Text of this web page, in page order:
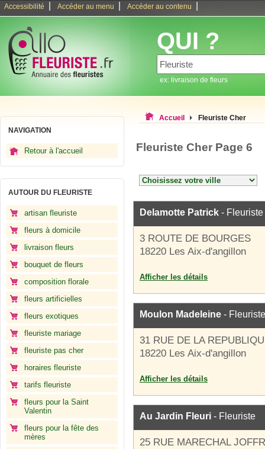
Accessibilité Accéder au menu Accéder au contenu
QUI ?
ex: livraison de fleurs
NAVIGATION
Retour à l'accueil
AUTOUR DU FLEURISTE
artisan fleuriste
fleurs à domicile
livraison fleurs
bouquet de fleurs
composition florale
fleurs artificielles
fleurs exotiques
fleuriste mariage
fleuriste pas cher
horaires fleuriste
tarifs fleuriste
fleurs pour la Saint
Valentin
fleurs pour la fête des
mères
Accueil Fleuriste Cher
Fleuriste Cher Page 6
Delamotte Patrick - Fleuriste
3 ROUTE DE BOURGES
18220 Les Aix-d'angillon
Afficher les détails
Moulon Madeleine - Fleuriste
31 RUE DE LA
18220 Les Aix-d'angillon
Afficher les détails
Au Jardin Fleuri - Fleuriste
25 RUE MARECHAL